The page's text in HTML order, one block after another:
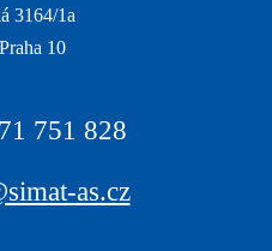
| 3164/1a
| 10
751 828
as.cz